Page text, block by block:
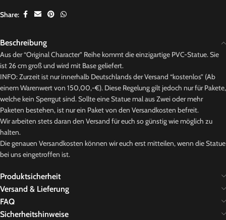
Share:
Beschreibung
Aus der “Original Character” Reihe kommt die einzigartige PVC-Statue. Sie
ist 26 cm groß und wird mit Base geliefert.
INFO: Zurzeit ist nur innerhalb Deutschlands der Versand “kostenlos” (Ab
einem Warenwert von 150,00,-€). Diese Regelung gilt jedoch nur für Pakete,
welche kein Sperrgut sind. Sollte eine Statue mal aus Zwei oder mehr
Paketen bestehen, ist nur ein Paket von den Versandkosten befreit.
Wir arbeiten stets daran den Versand für euch so günstig wie möglich zu
halten.
Die genauen Versandkosten können wir euch erst mitteilen, wenn die Statue
bei uns eingetroffen ist.
Produktsicherheit
Versand & Lieferung
FAQ
Sicherheitshinweise